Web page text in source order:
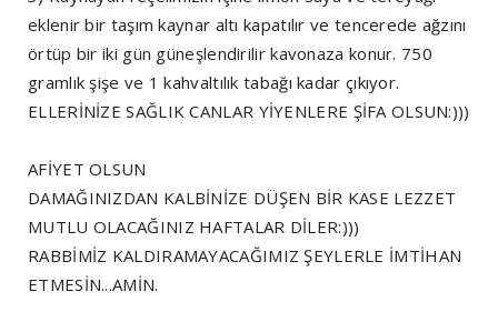
eklenir bir taşım kaynar altı kapatılır ve tencerede ağzını
örtüp bir iki gün güneşlendirilir kavonaza konur. 750
gramlık şişe ve 1 kahvaltılık tabağı kadar çıkıyor.
ELLERİNİZE SAĞLIK CANLAR YİYENLERE ŞİFA OLSUN:)))
AFİYET OLSUN
DAMAĞINIZDAN KALBİNİZE DÜŞEN BİR KASE LEZZET
MUTLU OLACAĞINIZ HAFTALAR DİLER:)))
RABBİMİZ KALDIRAMAYACAĞIMIZ ŞEYLERLE İMTİHAN
ETMESİN...AMİN.